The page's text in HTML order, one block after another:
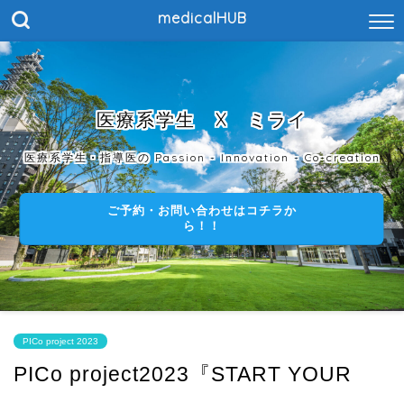
medicalHUB
医療系学生 X ミライ
医療系学生・指導医の Passion - Innovation - Co-creation
ご予約・お問い合わせはコチラか
ら！！
PICo project 2023
PICo project2023『START YOUR